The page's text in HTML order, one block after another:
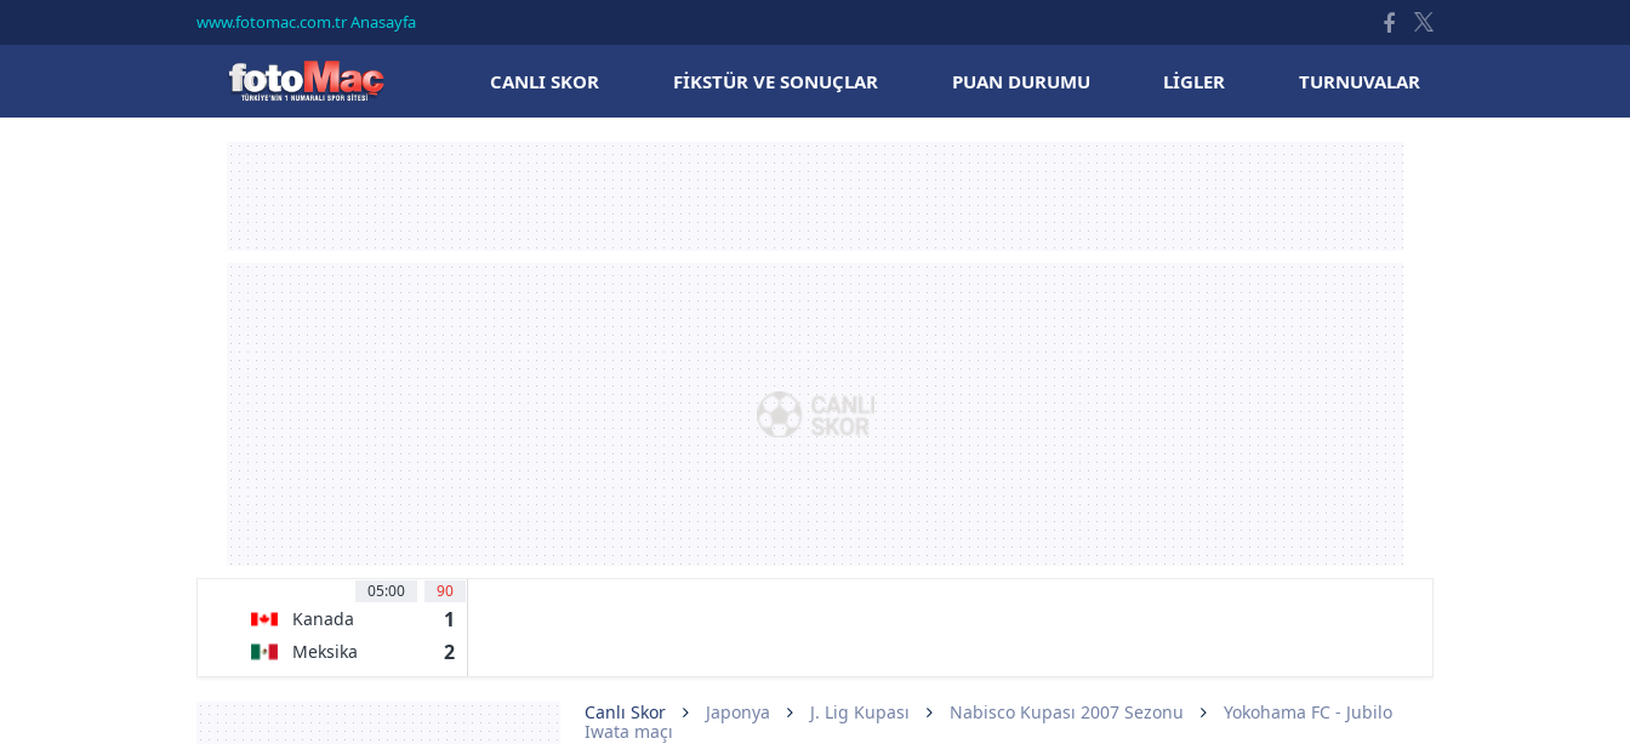
www.fotomac.com.tr Anasayfa
CANLI SKOR FIKSTÜR VE SONUÇLAR PUAN DURUMU LIGLER TURNUVALAR
05:00 90
Kanada 1
Meksika 2
Canlı Skor Japonya J. Lig Kupası Nabisco Kupası 2007 Sezonu
Yokohama FC - Jubilo
Iwata maçı